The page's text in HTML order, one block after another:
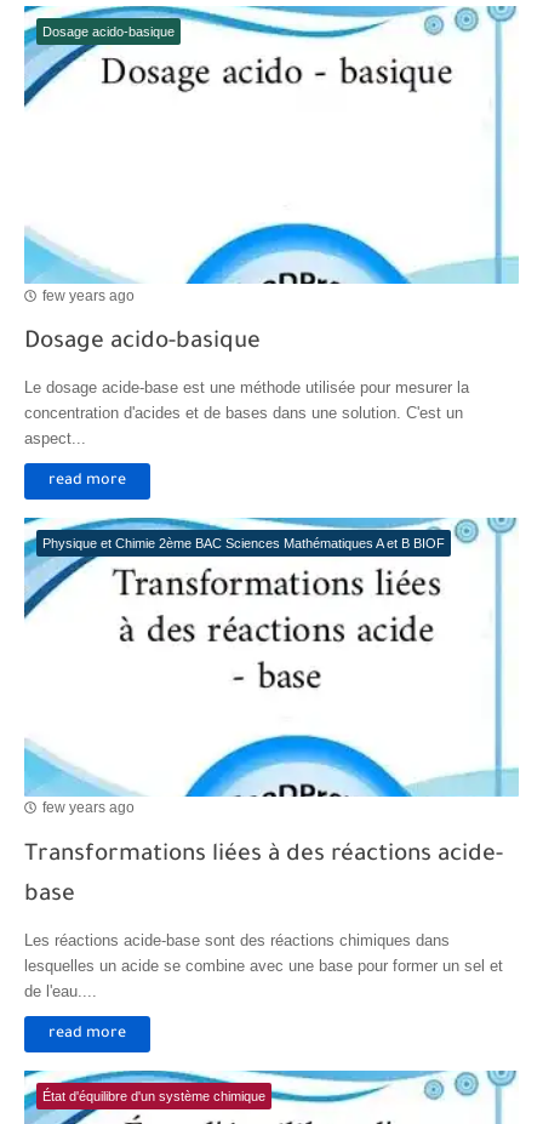
Dosage acido-basique
few years ago
Dosage acido-basique
Le dosage acide-base est une méthode utilisée pour mesurer la
concentration d'acides et de bases dans une solution. C'est un
aspect...
read more
Physique et Chimie 2ème BAC Sciences Mathématiques A et B BIOF
few years ago
Transformations liées à des réactions acide-
base
Les réactions acide-base sont des réactions chimiques dans
lesquelles un acide se combine avec une base pour former un sel et
de l'eau....
read more
État d'équilibre d'un système chimique